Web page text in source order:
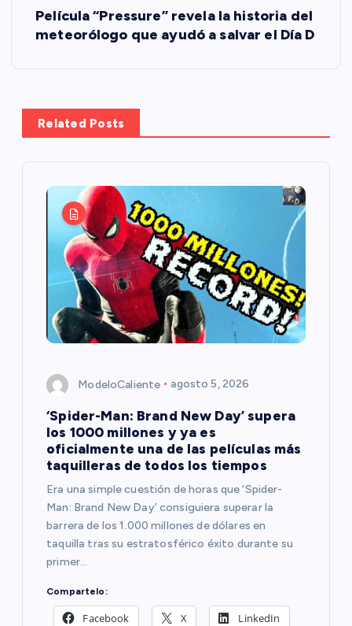
Película “Pressure” revela la historia del
meteorólogo que ayudó a salvar el Día D
Related Posts
ModeloCaliente agosto 5, 2026
‘Spider-Man: Brand New Day’ supera
los 1000 millones y ya es
oficialmente una de las películas más
taquilleras de todos los tiempos
Era una simple cuestión de horas que ‘Spider-
Man: Brand New Day’ consiguiera superar la
barrera de los 1.000 millones de dólares en
taquilla tras su estratosférico éxito durante su
primer…
Compartelo:
Facebook X LinkedIn